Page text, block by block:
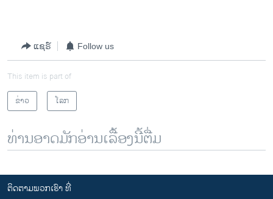
ແຊຣ໌ Follow us
This item is part of
ຂ່າວ
ໂລກ
ທ່ານອາດມັກອ່ານເລື້ອງນີ້ຕື່ມ
ຕິດຕາມພວກເຮົາ ທີ່